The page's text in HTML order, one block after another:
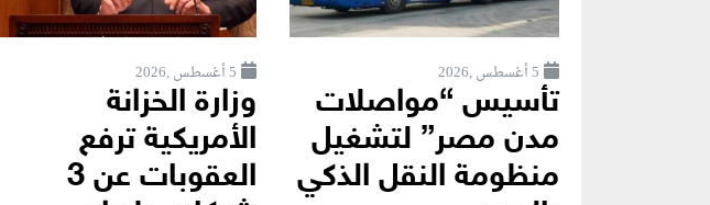
5 أغسطس ,2026
تأسيس “مواصلات
مدن مصر” لتشغيل
منظومة النقل الذكي
5 أغسطس ,2026
وزارة الخزانة
الأمريكية ترفع
العقوبات عن 3